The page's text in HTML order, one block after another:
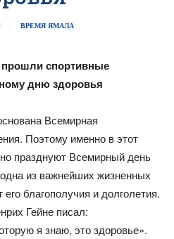
ВРЕМЯ ЯМАЛА
спортивные
дню здоровья
Всемирная
Поэтому именно в этот
празднуют Всемирный день
из важнейших жизненных
благополучия и долголетия.
Гейне писал:
я знаю, это здоровье».